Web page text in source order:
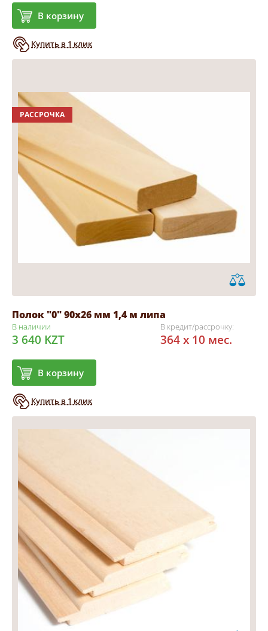
В корзину
Купить в 1 клик
РАССРОЧКА
Полок "0" 90х26 мм 1,4 м липа
В наличии
3 640 KZT
В корзину
Купить в 1 клик
В кредит/рассрочку:
364 x 10 мес.